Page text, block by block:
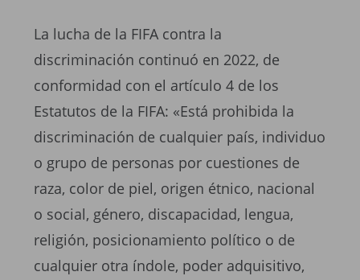
La lucha de la FIFA contra la
discriminación continuó en 2022, de
conformidad con el artículo 4 de los
Estatutos de la FIFA: «Está prohibida la
discriminación de cualquier país, individuo
o grupo de personas por cuestiones de
raza, color de piel, origen étnico, nacional
o social, género, discapacidad, lengua,
religión, posicionamiento político o de
cualquier otra índole, poder adquisitivo,